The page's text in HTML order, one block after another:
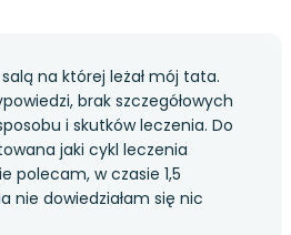
na której leżał mój tata.
brak szczegółowych
i skutków leczenia. Do
jaki cykl leczenia
polecam, w czasie 1,5
nie dowiedziałam się nic